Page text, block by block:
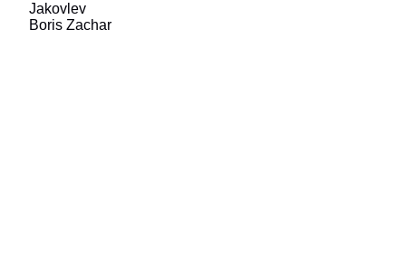
Jakovlev
Boris Zachar